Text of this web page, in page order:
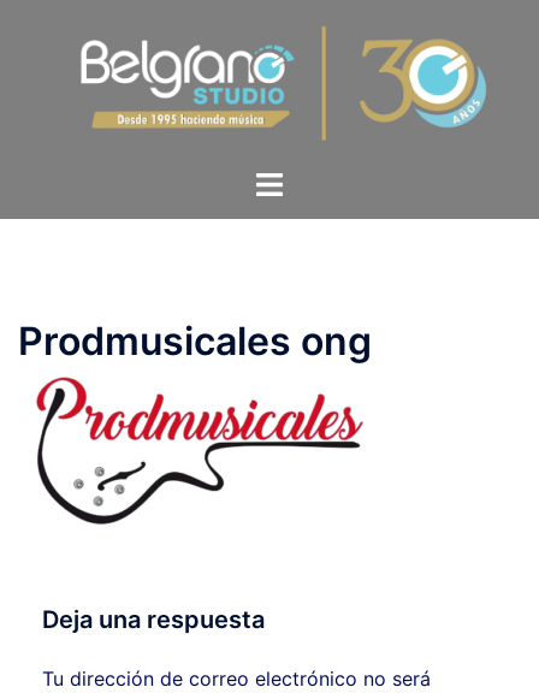
Prodmusicales ong
Deja una respuesta
Tu dirección de correo electrónico no será